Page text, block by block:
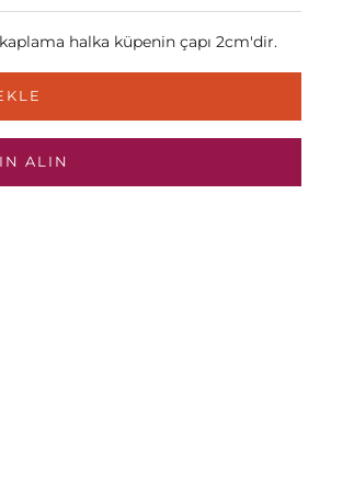
halka küpenin çapı 2cm'dir.
ALIN